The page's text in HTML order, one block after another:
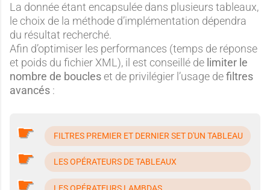
La donnée étant encapsulée dans plusieurs tableaux,
le choix de la méthode d’implémentation dépendra
du résultat recherché.
Afin d’optimiser les performances (temps de réponse
et poids du fichier XML), il est conseillé de limiter le
nombre de boucleset de privilégier l’usage defiltres
avancés :
FILTRES PREMIER ET DERNIER SET D'UN TABLEAU
LES OPÉRATEURS DE TABLEAUX